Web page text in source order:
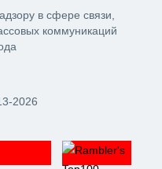
2026
в сфере связи,
коммуникаций